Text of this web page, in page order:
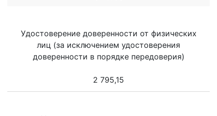
Удостоверение доверенности от физических
лиц (за исключением удостоверения
доверенности в порядке передоверия)
2 795,15